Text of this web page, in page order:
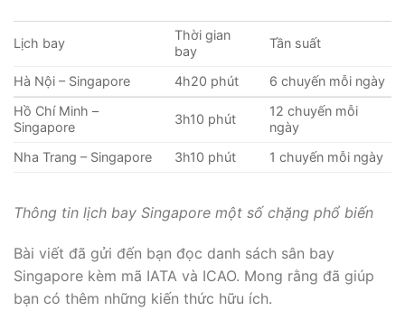
Lịch bay
Thời gian
bay
Tần suất
Hà Nội – Singapore 4h20 phút
6 chuyến mỗi ngày
Hồ Chí Minh –
Singapore
3h10 phút
12 chuyến mỗi
ngày
Nha Trang – Singapore
3h10 phút 1 chuyến mỗi ngày
Thông tin lịch bay Singapore một số chặng phổ biến
Bài viết đã gửi đến bạn đọc danh sách sân bay
Singapore kèm mã IATA và ICAO. Mong rằng đã giúp
bạn có thêm những kiến thức hữu ích.